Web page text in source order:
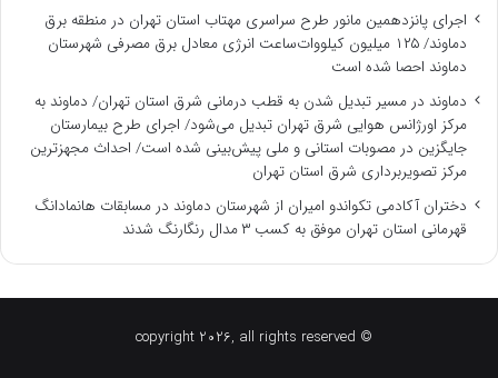
اجرای پانزدهمین مانور طرح سراسری مهتاب استان تهران در منطقه برق
دماوند/ ۱۲۵ میلیون کیلووات‌ساعت انرژی معادل برق مصرفی شهرستان
دماوند احصا شده است
دماوند در مسیر تبدیل شدن به قطب درمانی شرق استان تهران/ دماوند به
مرکز اورژانس هوایی شرق تهران تبدیل می‌شود/ اجرای طرح بیمارستان
جایگزین در مصوبات استانی و ملی پیش‌بینی شده است/ احداث مجهزترین
مرکز تصویربرداری شرق استان تهران
دختران آکادمی تکواندو امیران از شهرستان دماوند در مسابقات هانمادانگ
قهرمانی استان تهران موفق به کسب ۳ مدال رنگارنگ شدند
© copyright 2026, all rights reserved